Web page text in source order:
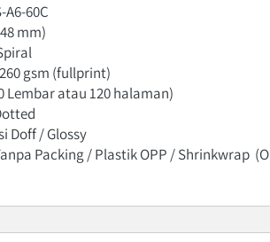
A6-60C
mm)
gsm (fullprint)
Lembar atau 120 halaman)
Doff / Glossy
Packing / Plastik OPP / Shrinkwrap